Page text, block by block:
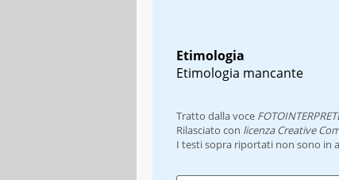
Etimologia
Etimologia mancante
Tratto dalla voce
Rilasciato con licenza Creative
I testi sopra riportati non sono in